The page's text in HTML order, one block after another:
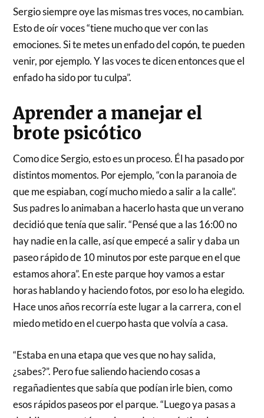
Sergio siempre oye las mismas tres voces, no cambian.
Esto de oír voces “tiene mucho que ver con las
emociones. Si te metes un enfado del copón, te pueden
venir, por ejemplo. Y las voces te dicen entonces que el
enfado ha sido por tu culpa”.
Aprender a manejar el
brote psicótico
Como dice Sergio, esto es un proceso. Él ha pasado por
distintos momentos. Por ejemplo, “con la paranoia de
que me espiaban, cogí mucho miedo a salir a la calle”.
Sus padres lo animaban a hacerlo hasta que un verano
decidió que tenía que salir. “Pensé que a las 16:00 no
hay nadie en la calle, así que empecé a salir y daba un
paseo rápido de 10 minutos por este parque en el que
estamos ahora”. En este parque hoy vamos a estar
horas hablando y haciendo fotos, por eso lo ha elegido.
Hace unos años recorría este lugar a la carrera, con el
miedo metido en el cuerpo hasta que volvía a casa.
“Estaba en una etapa que ves que no hay salida,
¿sabes?”. Pero fue saliendo haciendo cosas a
regañadientes que sabía que podían irle bien, como
esos rápidos paseos por el parque. “Luego ya pasas a